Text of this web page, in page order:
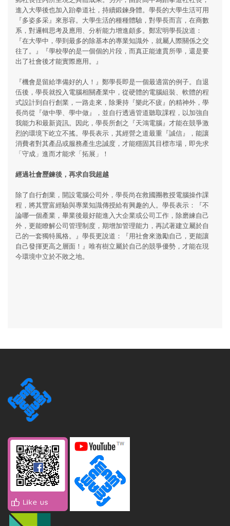
進入大學後也加入跆拳道社，持續鍛鍊身體。學長的大學生活可用
『多姿多采』來形容。大學生活的種種體驗，對學長而言，在商數
系，對邏輯思考及應用、分析能力增進頗多。鄭宏明學長說道：
『在大學中，學到最多的除基本的專業知識外，就屬人際關係之交
往了。』『學校學的是一個個的片段，而真正能連貫所學，還是要
出了社會後才能實際應用。』
『機會是留給準備好的人！』鄭學長即是一個最適當的例子。自退
伍後，學長就投入電腦相關產業中，從硬體的電腦組裝、軟體的程
式設計到自行創業，一路走來，除秉持『樂此不疲』的精神外，學
長尚從『做中學、學中做』，並自行透過管道聽取課程，以加強自
我能力和最新資訊。因此，學長所創之『天鴻電腦』才能在競爭激
烈的環境下屹立不搖。學長表示，其經營之道最重『誠信』，能讓
消費者對其產品或服務產生忠誠度，才能穩固其目標市場，即先求
「守成」進而才能求「拓展」！
經過社會歷鍊後，再求自我超越
除了自行創業，開設電腦公司外，學長尚在救國團教授電腦操作課
程，將其豐富經驗與專業知識傳授給有興趣的人。學長表示：『不
論哪一個產業，畢業後最好能進入大企業或公司工作，除磨練自己
外，更能瞭解公司管理制度，期增加管理能力，再試著建立屬於自
己的一套獨特風格。』學長更說道：『用社會來激勵自己，更能讓
自己發揮更高之層面！』唯有樹立屬於自己的競爭優勢，才能在現
今環境中立於不敗之地。